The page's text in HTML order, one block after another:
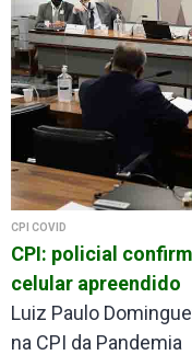
CPI COVID
CPI: policial
celular apreendido
Luiz Paulo
na CPI da Pandemia